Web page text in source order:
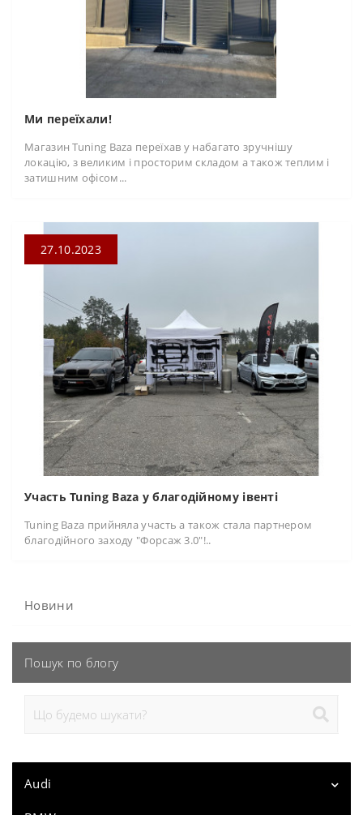
Ми переїхали!
Магазин Tuning Baza переїхав у набагато зручнішу
локацію, з великим і просторим складом а також теплим і
затишним офісом...
27.10.2023
Участь Tuning Baza у благодійному івенті
Tuning Baza прийняла участь а також стала партнером
благодійного заходу "Форсаж 3.0"!..
Новини
Пошук по блогу
Audi